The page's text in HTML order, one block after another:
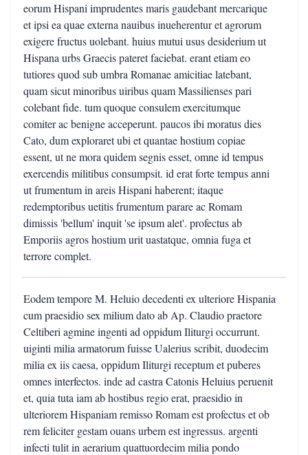
eorum Hispani imprudentes maris gaudebant mercarique
et ipsi ea quae externa nauibus inueherentur et agrorum
exigere fructus uolebant. huius mutui usus desiderium ut
Hispana urbs Graecis pateret faciebat. erant etiam eo
tutiores quod sub umbra Romanae amicitiae latebant,
quam sicut minoribus uiribus quam Massilienses pari
colebant fide. tum quoque consulem exercitumque
comiter ac benigne acceperunt. paucos ibi moratus dies
Cato, dum exploraret ubi et quantae hostium copiae
essent, ut ne mora quidem segnis esset, omne id tempus
exercendis militibus consumpsit. id erat forte tempus anni
ut frumentum in areis Hispani haberent; itaque
redemptoribus uetitis frumentum parare ac Romam
dimissis 'bellum' inquit 'se ipsum alet'. profectus ab
Emporiis agros hostium urit uastatque, omnia fuga et
terrore complet.
Eodem tempore M. Heluio decedenti ex ulteriore Hispania
cum praesidio sex milium dato ab Ap. Claudio praetore
Celtiberi agmine ingenti ad oppidum Iliturgi occurrunt.
uiginti milia armatorum fuisse Ualerius scribit, duodecim
milia ex iis caesa, oppidum Iliturgi receptum et puberes
omnes interfectos. inde ad castra Catonis Heluius peruenit
et, quia tuta iam ab hostibus regio erat, praesidio in
ulteriorem Hispaniam remisso Romam est profectus et ob
rem feliciter gestam ouans urbem est ingressus. argenti
infecti tulit in aerarium quattuordecim milia pondo